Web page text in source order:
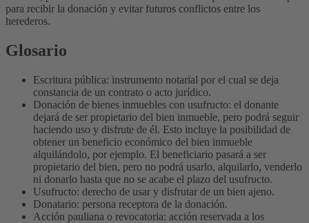
para recibir la donación y evitar futuros conflictos entre los
herederos.
Glosario
Escritura pública: instrumento notarial por el cual se deja
constancia de un contrato o acto jurídico.
Donación de bienes inmuebles con usufructo: el donante
dejará de ser propietario del bien inmueble, pero podrá seguir
haciendo uso y disfrute de él. Esto incluye la posibilidad de
obtener un beneficio económico del bien inmueble
alquilándolo, por ejemplo. El beneficiario pasará a ser
propietario del bien, pero no podrá usarlo, alquilarlo, venderlo
ni donarlo hasta que no se acabe el plazo del usufructo.
Usufructo: derecho de usar y disfrutar de un bien ajeno.
Donatario: persona receptora de la donación.
Acción pauliana o revocatoria: acción reservada a los